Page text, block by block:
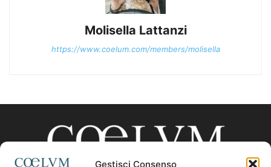
Gestisci Consenso
Molisella Lattanzi
https://www.coelum.com/members/molisella